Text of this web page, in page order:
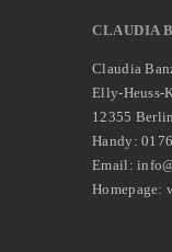
CLAUDIA
Claudia
Elly-Heuss-
12355 Berlin
Handy:
Email:
Homepage: